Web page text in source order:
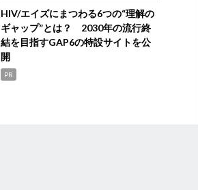
HIV/エイズにまつわる6つの“理解の
ギャップ”とは？ 2030年の流行終
結を目指すGAP6の特設サイトを公
開
PR